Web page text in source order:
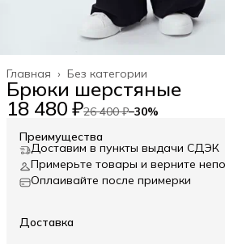
Без категории
Главная ›
Брюки шерстяные
18 480 ₽26 400 ₽−30%
Преимущества
Доставим в пункты выдачи СДЭК
Примерьте товары и верните
Оплаивайте после примерки
Доставка